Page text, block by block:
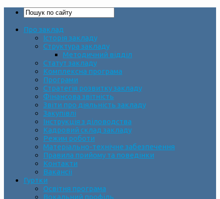
Про заклад
Історія закладу
Структура закладу
Методичний відділ
Статут закладу
Комплексна програма
Програми
Стратегія розвитку закладу
Фінансова звітність
Звіти про діяльність закладу
Закупівлі
Інструкція з діловодства
Кадровий склад закладу
Режим роботи
Матеріально-технічне забезпечення
Правила прийому та поведінки
Контакти
Вакансії
Гуртки
Освітня програма
Вокальний профіль